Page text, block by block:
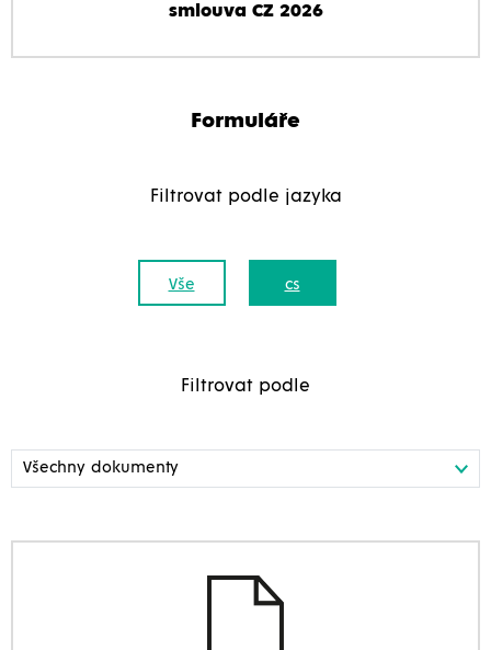
smlouva CZ 2026
Formuláře
Filtrovat podle jazyka
Vše cs
Filtrovat podle